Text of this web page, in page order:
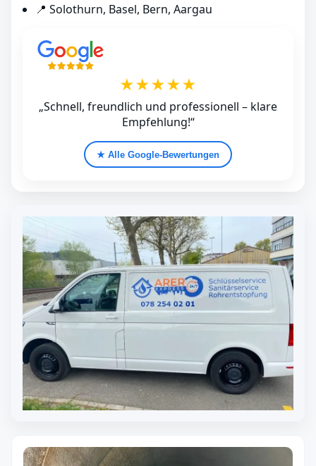
📍 Solothurn, Basel, Bern, Aargau
★★★★★
„Schnell, freundlich und professionell – klare
Empfehlung!“
★ Alle Google‑Bewertungen